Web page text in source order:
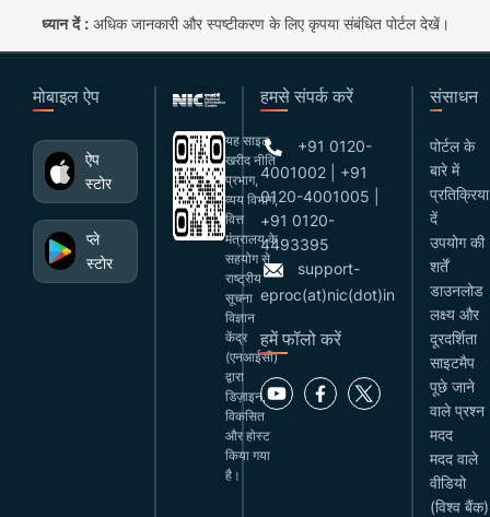
ध्यान दें :अधिक जानकारी और स्पष्टीकरण के लिए कृपया संबंधित पोर्टल देखें।
मोबाइल ऐप
ऐप
स्टोर
प्ले
स्टोर
यह साइट
खरीद नीति
प्रभाग,
व्यय विभाग,
वित्त
मंत्रालय के
सहयोग से
राष्ट्रीय
सूचना
विज्ञान
केंद्र
(एनआईसी)
द्वारा
डिज़ाइन,
विकसित
और होस्ट
किया गया
है।
हमसे संपर्क करें
+91 0120-
4001002 | +91
0120-4001005 |
+91 0120-
4493395
support-
eproc(at)nic(dot)in
हमें फॉलो करें
संसाधन
पोर्टल के
बारे में
प्रतिक्रिया
दें
उपयोग की
शर्तें
डाउनलोड
लक्ष्य और
दूरदर्शिता
साइटमैप
पूछे जाने
वाले प्रश्न
मदद
मदद वाले
वीडियो
(विश्व बैंक)